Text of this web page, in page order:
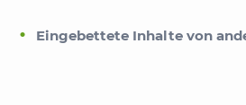
Eingebettete Inhalte von